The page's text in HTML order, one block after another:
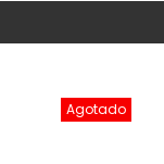
Agotado